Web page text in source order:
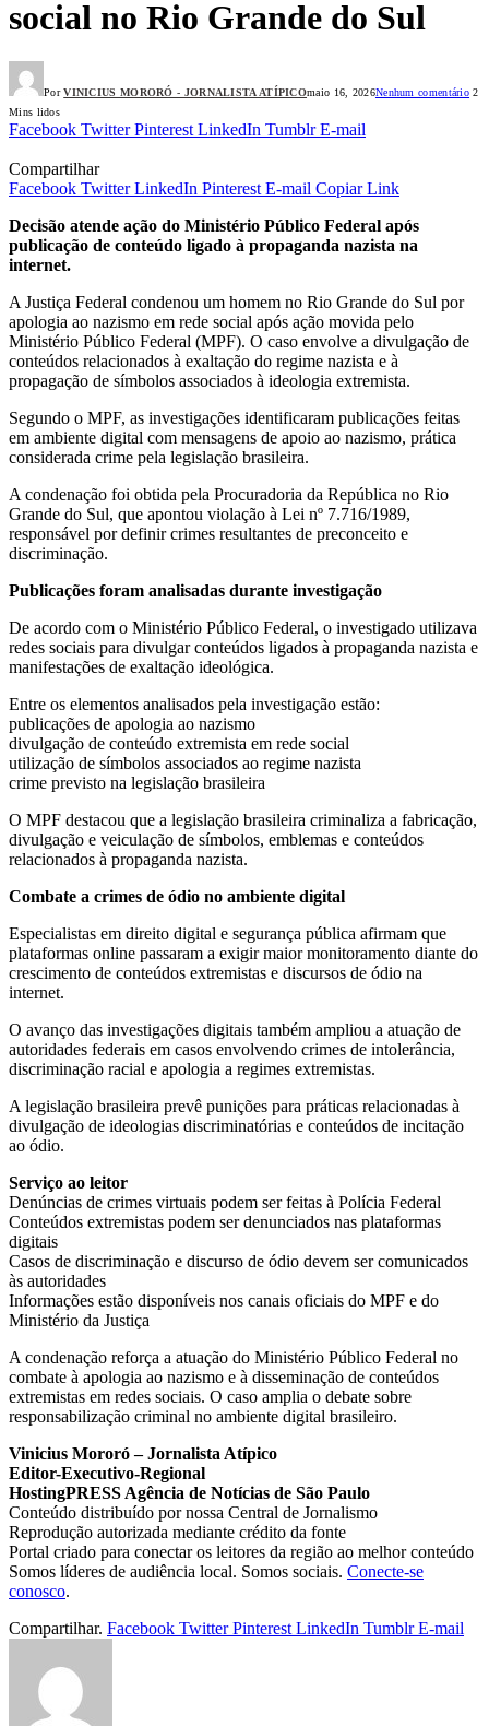
social no Rio Grande do Sul
Por VINICIUS MORORÓ - JORNALISTA ATÍPICOmaio 16, 2026Nenhum comentário 2
Mins lidos
Facebook Twitter Pinterest LinkedIn Tumblr E-mail
Compartilhar
Facebook Twitter LinkedIn Pinterest E-mail Copiar Link
Decisão atende ação do Ministério Público Federal após
publicação de conteúdo ligado à propaganda nazista na
internet.
A Justiça Federal condenou um homem no Rio Grande do Sul por
apologia ao nazismo em rede social após ação movida pelo
Ministério Público Federal (MPF). O caso envolve a divulgação de
conteúdos relacionados à exaltação do regime nazista e à
propagação de símbolos associados à ideologia extremista.
Segundo o MPF, as investigações identificaram publicações feitas
em ambiente digital com mensagens de apoio ao nazismo, prática
considerada crime pela legislação brasileira.
A condenação foi obtida pela Procuradoria da República no Rio
Grande do Sul, que apontou violação à Lei nº 7.716/1989,
responsável por definir crimes resultantes de preconceito e
discriminação.
Publicações foram analisadas durante investigação
De acordo com o Ministério Público Federal, o investigado utilizava
redes sociais para divulgar conteúdos ligados à propaganda nazista e
manifestações de exaltação ideológica.
Entre os elementos analisados pela investigação estão:
publicações de apologia ao nazismo
divulgação de conteúdo extremista em rede social
utilização de símbolos associados ao regime nazista
crime previsto na legislação brasileira
O MPF destacou que a legislação brasileira criminaliza a fabricação,
divulgação e veiculação de símbolos, emblemas e conteúdos
relacionados à propaganda nazista.
Combate a crimes de ódio no ambiente digital
Especialistas em direito digital e segurança pública afirmam que
plataformas online passaram a exigir maior monitoramento diante do
crescimento de conteúdos extremistas e discursos de ódio na
internet.
O avanço das investigações digitais também ampliou a atuação de
autoridades federais em casos envolvendo crimes de intolerância,
discriminação racial e apologia a regimes extremistas.
A legislação brasileira prevê punições para práticas relacionadas à
divulgação de ideologias discriminatórias e conteúdos de incitação
ao ódio.
Serviço ao leitor
Denúncias de crimes virtuais podem ser feitas à Polícia Federal
Conteúdos extremistas podem ser denunciados nas plataformas
digitais
Casos de discriminação e discurso de ódio devem ser comunicados
às autoridades
Informações estão disponíveis nos canais oficiais do MPF e do
Ministério da Justiça
A condenação reforça a atuação do Ministério Público Federal no
combate à apologia ao nazismo e à disseminação de conteúdos
extremistas em redes sociais. O caso amplia o debate sobre
responsabilização criminal no ambiente digital brasileiro.
Vinicius Mororó – Jornalista Atípico
Editor-Executivo-Regional
HostingPRESS Agência de Notícias de São Paulo
Conteúdo distribuído por nossa Central de Jornalismo
Reprodução autorizada mediante crédito da fonte
Portal criado para conectar os leitores da região ao melhor conteúdo
Somos líderes de audiência local. Somos sociais. Conecte-se
conosco.
Compartilhar. Facebook Twitter Pinterest LinkedIn Tumblr E-mail